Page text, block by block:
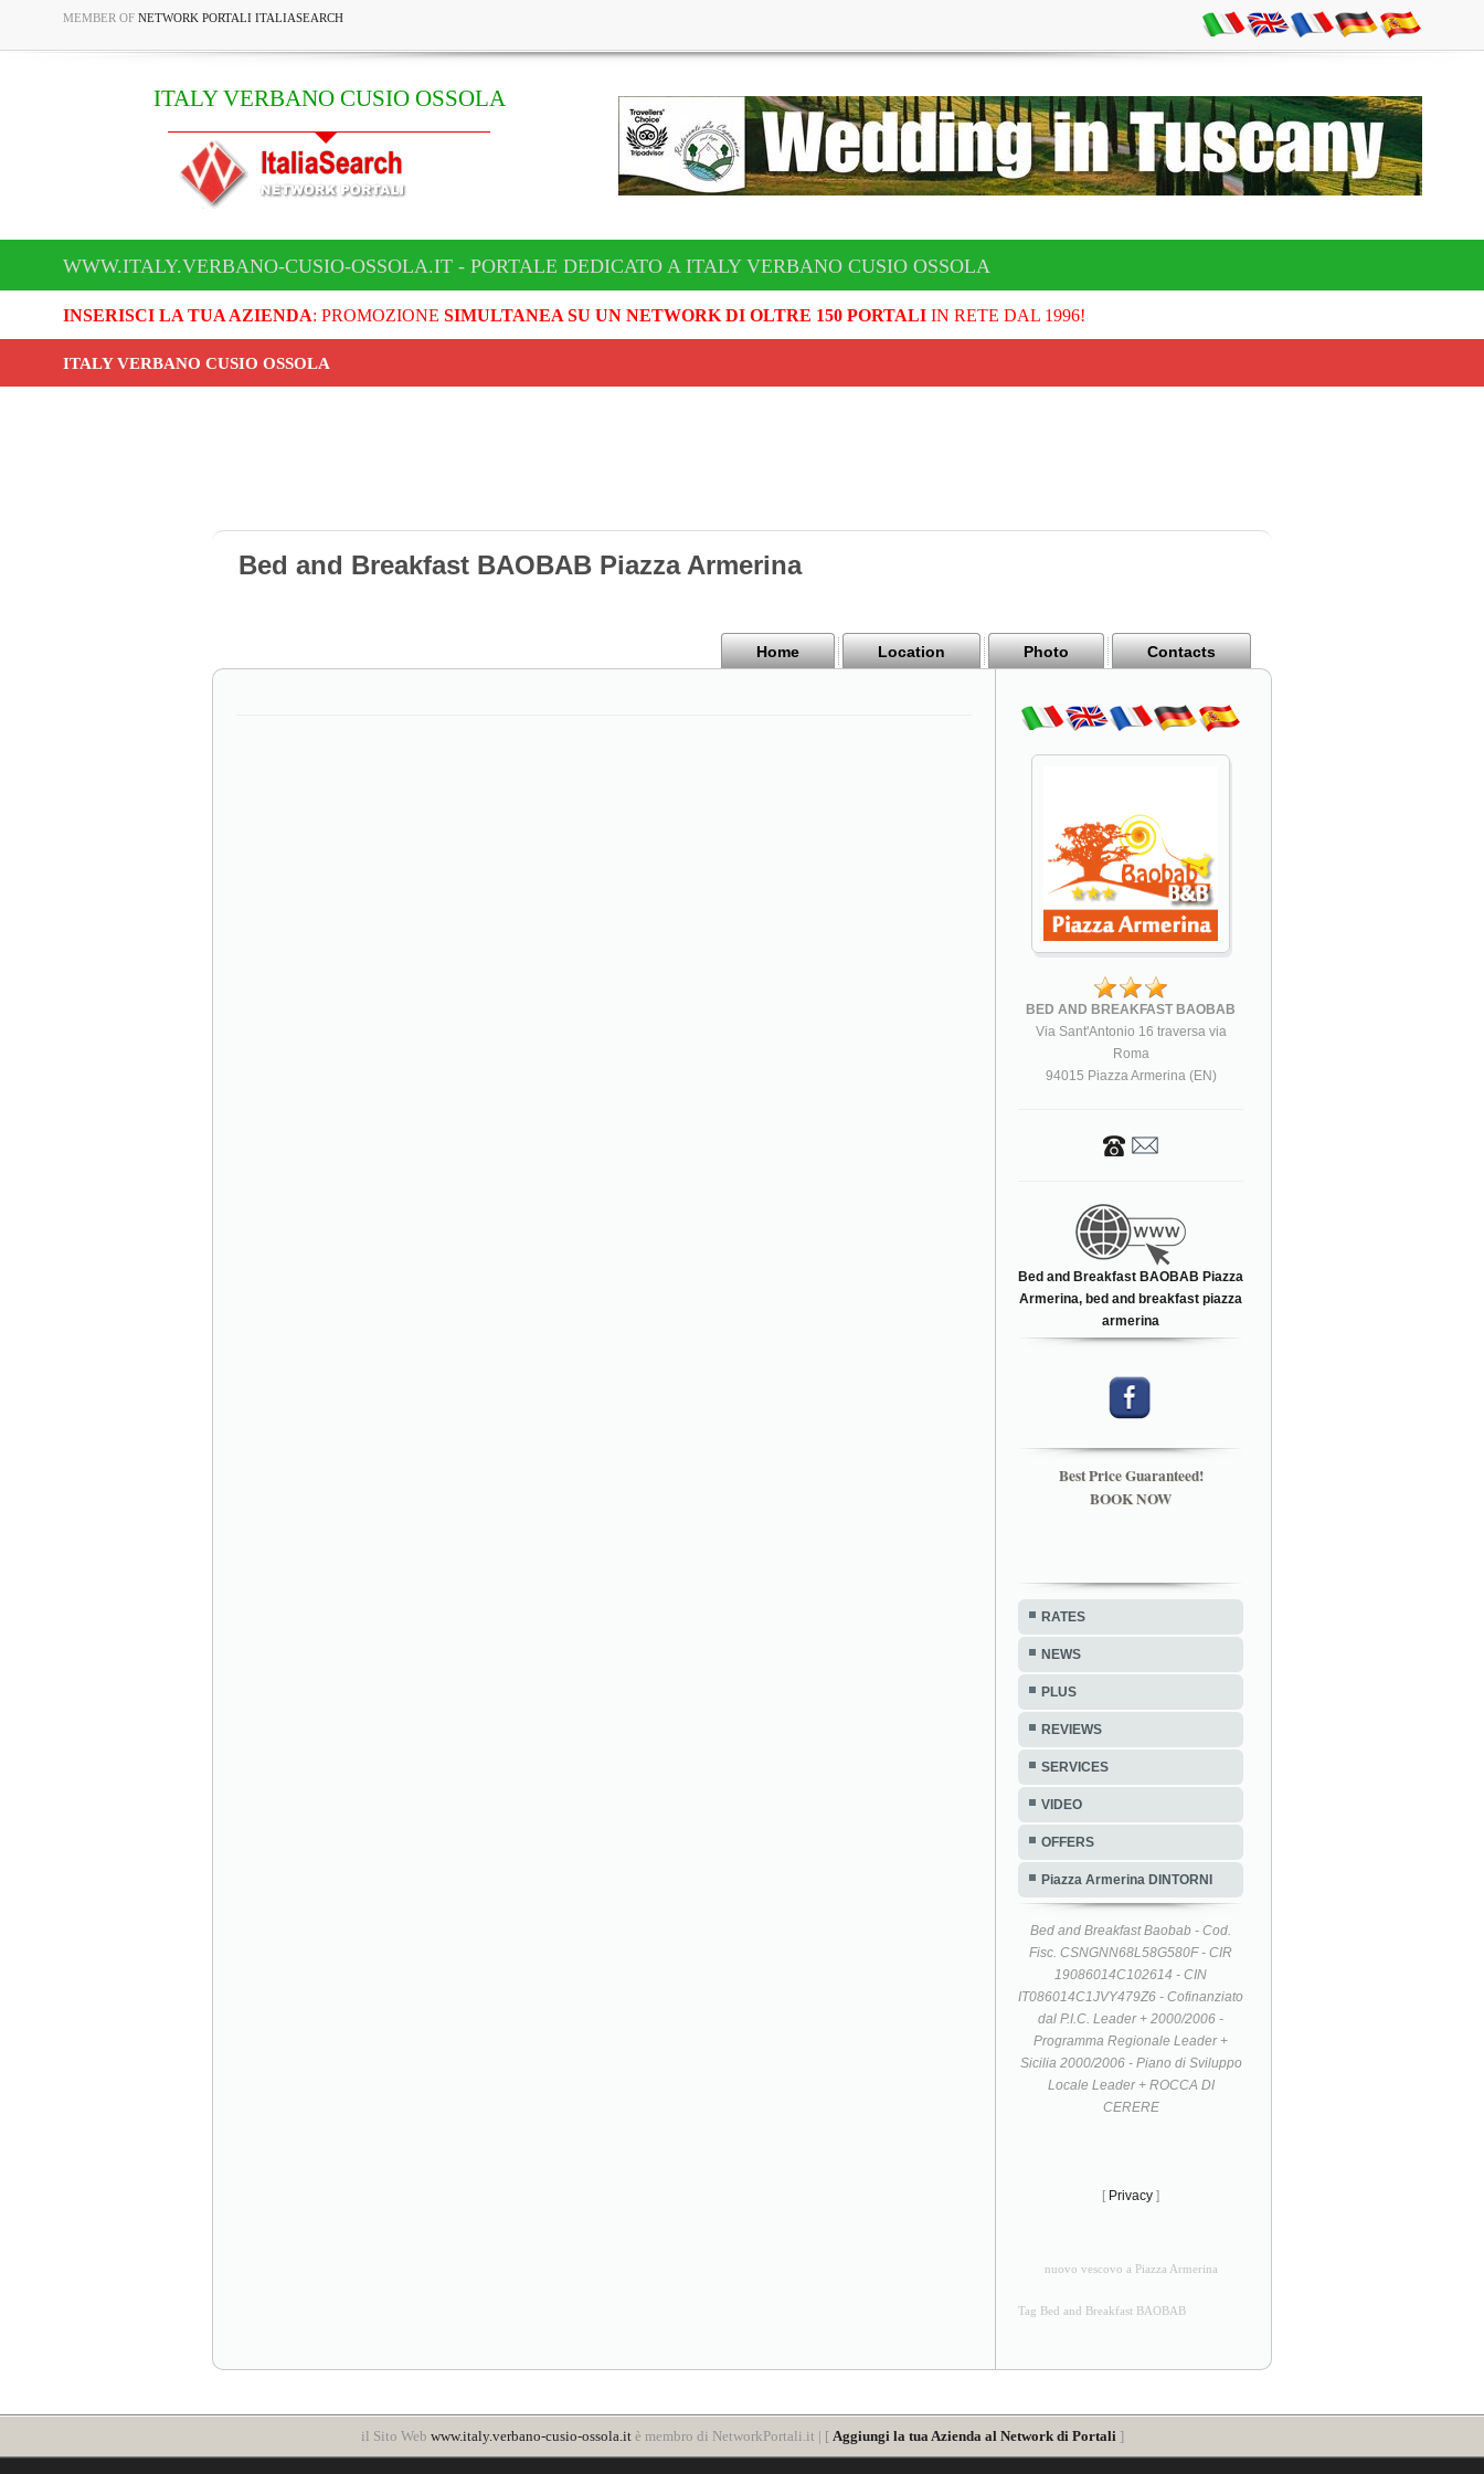
MEMBER OF NETWORK PORTALI ITALIASEARCH
ITALY VERBANO CUSIO OSSOLA
WWW.ITALY.VERBANO-CUSIO-OSSOLA.IT - PORTALE DEDICATO A ITALY VERBANO CUSIO OSSOLA
INSERISCI LA TUA AZIENDA: PROMOZIONE SIMULTANEA SU UN NETWORK DI OLTRE 150 PORTALIIN RETE DAL 1996!
ITALY VERBANO CUSIO OSSOLA
Bed and Breakfast BAOBAB Piazza Armerina
Home Location Photo Contacts
BED AND BREAKFAST BAOBAB
Via Sant'Antonio 16 traversa via
Roma
94015 Piazza Armerina (EN)
Bed and Breakfast BAOBAB Piazza
Armerina, bed and breakfast piazza
armerina
Best Price Guaranteed!
BOOK NOW
RATES
NEWS
PLUS
REVIEWS
SERVICES
VIDEO
OFFERS
Piazza Armerina DINTORNI
Bed and Breakfast Baobab - Cod.
Fisc. CSNGNN68L58G580F - CIR
19086014C102614 - CIN
IT086014C1JVY479Z6 - Cofinanziato
dal P.I.C. Leader + 2000/2006 -
Programma Regionale Leader +
Sicilia 2000/2006 - Piano di Sviluppo
Locale Leader + ROCCA DI
CERERE
[ Privacy ]
nuovo vescovo a Piazza Armerina
Tag Bed and Breakfast BAOBAB
il Sito Web www.italy.verbano-cusio-ossola.itè membro di NetworkPortali.it | [ Aggiungi la tua Azienda al Network di Portali ]